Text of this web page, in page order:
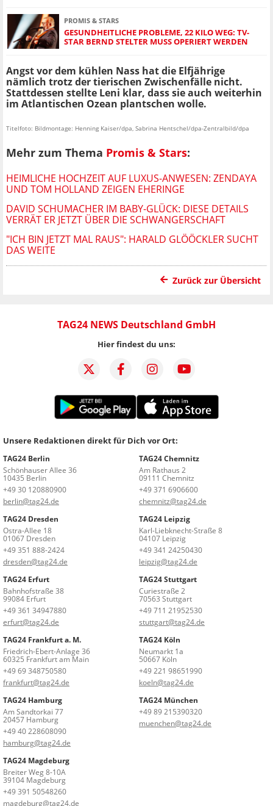
PROMIS & STARS
GESUNDHEITLICHE PROBLEME, 22 KILO WEG: TV-
STAR BERND STELTER MUSS OPERIERT WERDEN
Angst vor dem kühlen Nass hat die Elfjährige
nämlich trotz der tierischen Zwischenfälle nicht.
Stattdessen stellte Leni klar, dass sie auch weiterhin
im Atlantischen Ozean plantschen wolle.
Titelfoto: Bildmontage: Henning Kaiser/dpa, Sabrina Hentschel/dpa-Zentralbild/dpa
Mehr zum Thema Promis & Stars:
HEIMLICHE HOCHZEIT AUF LUXUS-ANWESEN: ZENDAYA
UND TOM HOLLAND ZEIGEN EHERINGE
DAVID SCHUMACHER IM BABY-GLÜCK: DIESE DETAILS
VERRÄT ER JETZT ÜBER DIE SCHWANGERSCHAFT
"ICH BIN JETZT MAL RAUS": HARALD GLÖÖCKLER SUCHT
DAS WEITE
Zurück zur Übersicht
TAG24 NEWS Deutschland GmbH
Hier findest du uns:
Unsere Redaktionen direkt für Dich vor Ort:
TAG24 Berlin
Schönhauser Allee 36
10435 Berlin
+49 30 120880900
berlin@tag24.de
TAG24 Chemnitz
Am Rathaus 2
09111 Chemnitz
+49 371 6906600
chemnitz@tag24.de
TAG24 Dresden
Ostra-Allee 18
01067 Dresden
+49 351 888-2424
dresden@tag24.de
TAG24 Leipzig
Karl-Liebknecht-Straße 8
04107 Leipzig
+49 341 24250430
leipzig@tag24.de
TAG24 Erfurt
Bahnhofstraße 38
99084 Erfurt
+49 361 34947880
erfurt@tag24.de
TAG24 Stuttgart
Curiestraße 2
70563 Stuttgart
+49 711 21952530
stuttgart@tag24.de
TAG24 Frankfurt a. M.
Friedrich-Ebert-Anlage 36
60325 Frankfurt am Main
+49 69 348750580
frankfurt@tag24.de
TAG24 Köln
Neumarkt 1a
50667 Köln
+49 221 98651990
koeln@tag24.de
TAG24 Hamburg
Am Sandtorkai 77
20457 Hamburg
+49 40 228608090
hamburg@tag24.de
TAG24 München
+49 89 215390320
muenchen@tag24.de
TAG24 Magdeburg
Breiter Weg 8-10A
39104 Magdeburg
+49 391 50548260
magdeburg@tag24.de